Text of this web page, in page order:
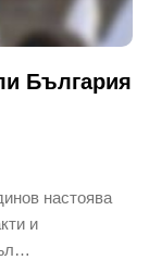
България
настоява
и